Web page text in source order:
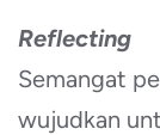
Reflecting
Semangat
wujudkan